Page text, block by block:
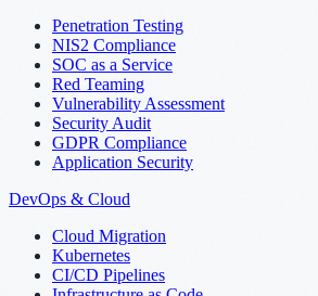
Penetration Testing
NIS2 Compliance
SOC as a Service
Red Teaming
Vulnerability Assessment
Security Audit
GDPR Compliance
Application Security
DevOps & Cloud
Cloud Migration
Kubernetes
CI/CD Pipelines